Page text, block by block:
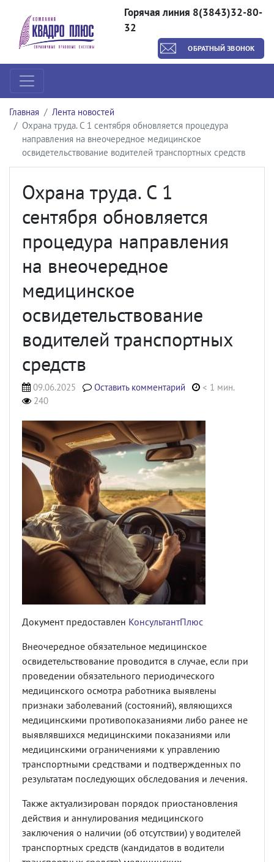
Горячая линия 8(3843)32-80-
32
ОБРАТНЫЙ ЗВОНОК
Главная
Лента новостей
Охрана труда. С 1 сентября обновляется процедура
направления на внеочередное медицинское
освидетельствование водителей транспортных средств
Охрана труда. С 1
сентября обновляется
процедура направления
на внеочередное
медицинское
освидетельствование
водителей транспортных
средств
09.06.2025 Оставить комментарий
< 1 мин.
240
Документ предоставлен КонсультантПлюс
Внеочередное обязательное медицинское
освидетельствование проводится в случае, если при
проведении обязательного периодического
медицинского осмотра работника выявлены
признаки заболеваний (состояний), являющихся
медицинскими противопоказаниями либо ранее не
выявлявшихся медицинскими показаниями или
медицинскими ограничениями к управлению
транспортными средствами и подтвержденных по
результатам последующих обследования и лечения.
Также актуализирован порядок приостановления
действия и аннулирования медицинского
заключения о наличии (об отсутствии) у водителей
транспортных средств (кандидатов в водители